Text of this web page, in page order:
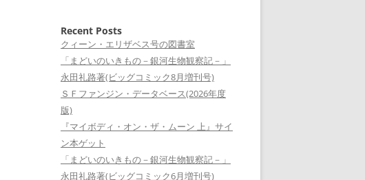
Recent Posts
クィーン・エリザベス号の図書室
「まどいのいきもの－銀河生物観察記－」
永田礼路著(ビッグコミック8月増刊号)
ＳＦファンジン・データベース(2026年度
版)
『マイボディ・オン・ザ・ムーン 上』サイ
ン本ゲット
「まどいのいきもの－銀河生物観察記－」
永田礼路著(ビッグコミック6月増刊号)